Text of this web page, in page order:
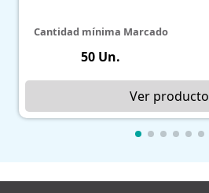
Cantidad mínima Marcado
50 Un.
Ver producto